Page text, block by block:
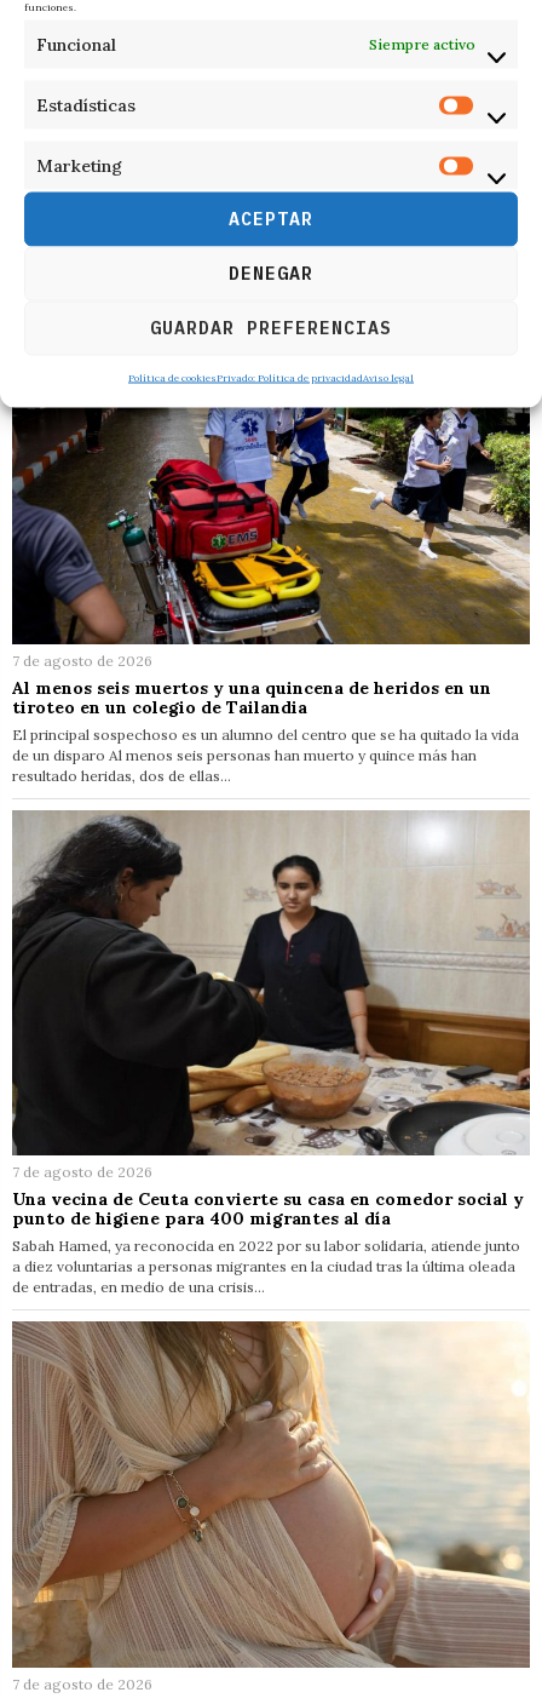
funciones.
Funcional Siempre activo
Estadísticas
Marketing
ACEPTAR
DENEGAR
GUARDAR PREFERENCIAS
Política de cookiesPrivado: Política de privacidadAviso legal
RELACIONADOS
7 de agosto de 2026
Al menos seis muertos y una quincena de heridos en un
tiroteo en un colegio de Tailandia
El principal sospechoso es un alumno del centro que se ha quitado la vida
de un disparo Al menos seis personas han muerto y quince más han
resultado heridas, dos de ellas…
7 de agosto de 2026
Una vecina de Ceuta convierte su casa en comedor social y
punto de higiene para 400 migrantes al día
Sabah Hamed, ya reconocida en 2022 por su labor solidaria, atiende junto
a diez voluntarias a personas migrantes en la ciudad tras la última oleada
de entradas, en medio de una crisis…
7 de agosto de 2026